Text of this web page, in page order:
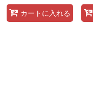
カートに入れる